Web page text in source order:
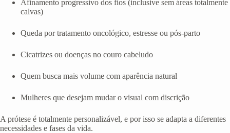
Afinamento progressivo dos fios (inclusive sem áreas totalmente
calvas)
Queda por tratamento oncológico, estresse ou pós-parto
Cicatrizes ou doenças no couro cabeludo
Quem busca mais volume com aparência natural
Mulheres que desejam mudar o visual com discrição
A prótese é totalmente personalizável, e por isso se adapta a diferentes
necessidades e fases da vida.